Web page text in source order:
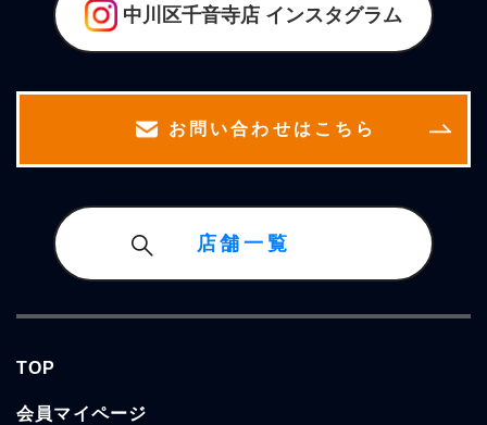
中川区千音寺店 インスタグラム
お問い合わせはこちら
店舗一覧
TOP
会員マイページ